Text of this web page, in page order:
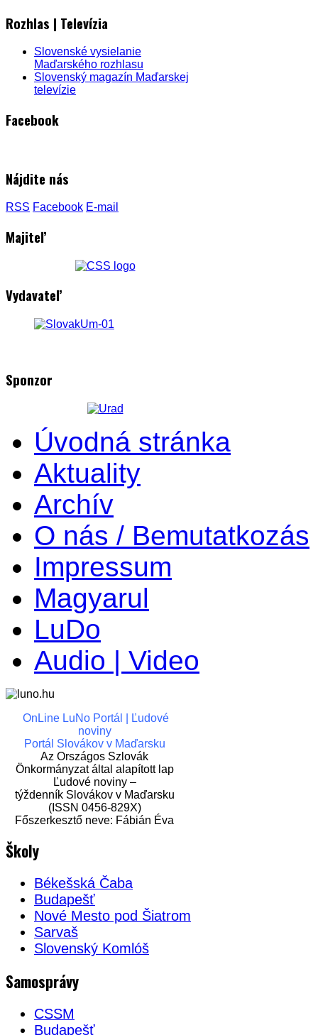
Rozhlas | Televízia
Slovenské vysielanie
Maďarského rozhlasu
Slovenský magazín Maďarskej
televízie
Facebook
Nájdite nás
RSS Facebook E-mail
Majiteľ
Vydavateľ
Sponzor
Úvodná stránka
Aktuality
Archív
O nás / Bemutatkozás
Impressum
Magyarul
LuDo
Audio | Video
OnLine LuNo Portál | Ľudové
noviny
Portál Slovákov v Maďarsku
Az Országos Szlovák
Önkormányzat által alapított lap
Ľudové noviny –
týždenník Slovákov v Maďarsku
(ISSN 0456-829X)
Főszerkesztő neve: Fábián Éva
Školy
Békešská Čaba
Budapešť
Nové Mesto pod Šiatrom
Sarvaš
Slovenský Komlóš
Samosprávy
CSSM
Budapešť